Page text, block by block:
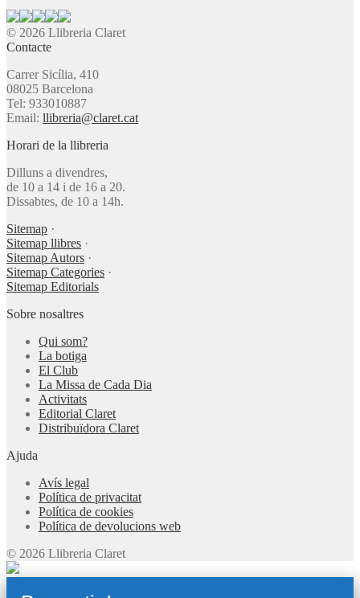
© 2026 Llibreria Claret
Contacte
Carrer Sicília, 410
08025 Barcelona
Tel: 933010887
Email: llibreria@claret.cat
Horari de la llibreria
Dilluns a divendres,
de 10 a 14 i de 16 a 20.
Dissabtes, de 10 a 14h.
Sitemap ·
Sitemap llibres ·
Sitemap Autors ·
Sitemap Categories ·
Sitemap Editorials
Sobre nosaltres
Qui som?
La botiga
El Club
La Missa de Cada Dia
Activitats
Editorial Claret
Distribuïdora Claret
Ajuda
Avís legal
Política de privacitat
Política de cookies
Política de devolucions web
© 2026 Llibreria Claret